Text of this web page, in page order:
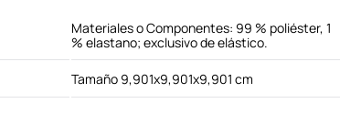
Materiales o Componentes: 99 % poliéster, 1
% elastano; exclusivo de elástico.
Tamaño 9,901x9,901x9,901 cm